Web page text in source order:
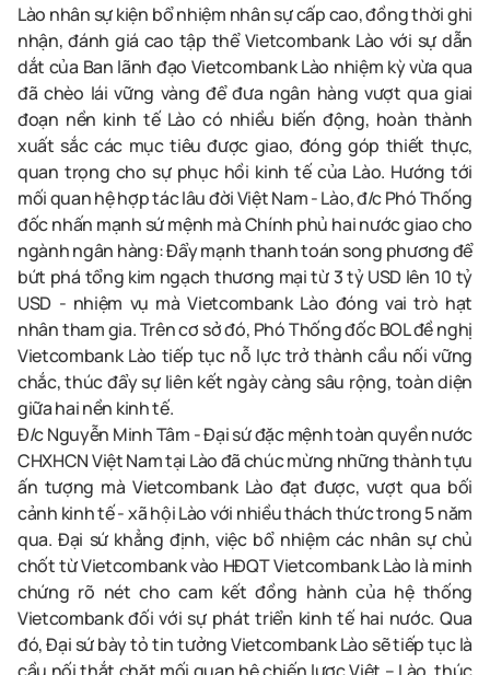
Lào nhân sự kiện bổ nhiệm nhân sự cấp cao, đồng thời ghi
nhận, đánh giá cao tập thể Vietcombank Lào với sự dẫn
dắt của Ban lãnh đạo Vietcombank Lào nhiệm kỳ vừa qua
đã chèo lái vững vàng để đưa ngân hàng vượt qua giai
đoạn nền kinh tế Lào có nhiều biến động, hoàn thành
xuất sắc các mục tiêu được giao, đóng góp thiết thực,
quan trọng cho sự phục hồi kinh tế của Lào. Hướng tới
mối quan hệ hợp tác lâu đời Việt Nam - Lào, đ/c Phó Thống
đốc nhấn mạnh sứ mệnh mà Chính phủ hai nước giao cho
ngành ngân hàng: Đẩy mạnh thanh toán song phương để
bứt phá tổng kim ngạch thương mại từ 3 tỷ USD lên 10 tỷ
USD - nhiệm vụ mà Vietcombank Lào đóng vai trò hạt
nhân tham gia. Trên cơ sở đó, Phó Thống đốc BOL đề nghị
Vietcombank Lào tiếp tục nỗ lực trở thành cầu nối vững
chắc, thúc đẩy sự liên kết ngày càng sâu rộng, toàn diện
giữa hai nền kinh tế.
Đ/c Nguyễn Minh Tâm - Đại sứ đặc mệnh toàn quyền nước
CHXHCN Việt Nam tại Lào đã chúc mừng những thành tựu
ấn tượng mà Vietcombank Lào đạt được, vượt qua bối
cảnh kinh tế - xã hội Lào với nhiều thách thức trong 5 năm
qua. Đại sứ khẳng định, việc bổ nhiệm các nhân sự chủ
chốt từ Vietcombank vào HĐQT Vietcombank Lào là minh
chứng rõ nét cho cam kết đồng hành của hệ thống
Vietcombank đối với sự phát triển kinh tế hai nước. Qua
đó, Đại sứ bày tỏ tin tưởng Vietcombank Lào sẽ tiếp tục là
cầu nối thắt chặt mối quan hệ chiến lược Việt – Lào, thúc